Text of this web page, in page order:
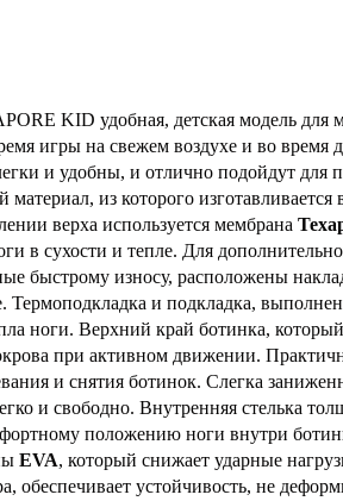
KID удобная, детская модель для
игры на свежем воздухе и во время
и удобны, и отлично подойдут для
из которого изготавливается
верха используется мембрана
в сухости и тепле. Для
быстрому износу, расположены
и подкладка,
ноги. Верхний край ботинка,
при активном движении.
и снятия ботинок. Слегка
и свободно. Внутренняя стелька
положению ноги внутри
EVA, который снижает ударные
устойчивость, не